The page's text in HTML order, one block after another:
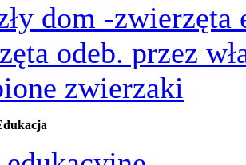
dom -zwierzęta
odeb. przez
zwierzaki